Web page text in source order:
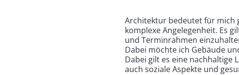
Architektur bedeutet für mich
komplexe Angelegenheit. Es
und Terminrahmen
Dabei möchte ich Gebäude
Dabei gilt es eine nachhaltige
auch soziale Aspekte und